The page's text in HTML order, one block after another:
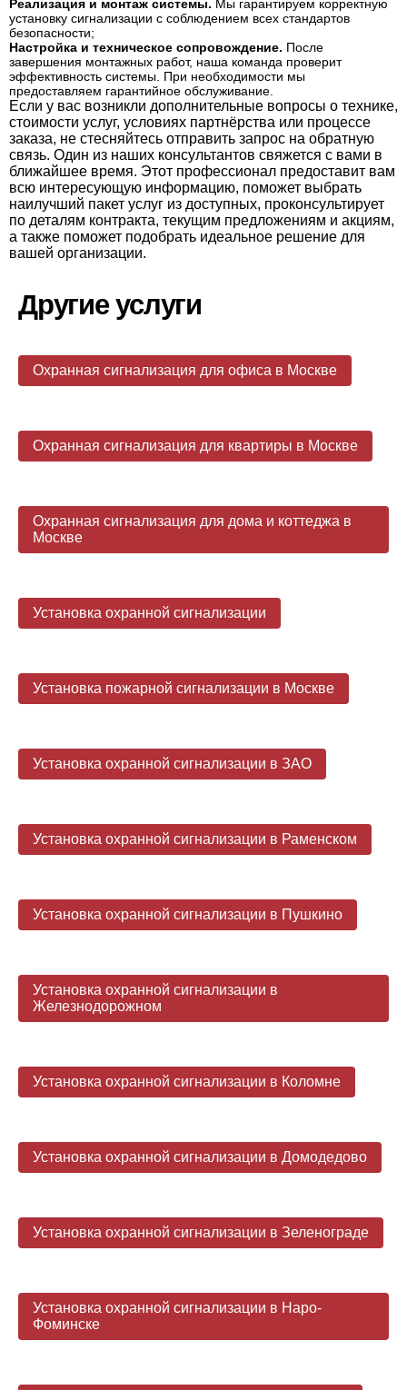
Реализация и монтаж системы. Мы гарантируем корректную
установку сигнализации с соблюдением всех стандартов
безопасности;
Настройка и техническое сопровождение. После
завершения монтажных работ, наша команда проверит
эффективность системы. При необходимости мы
предоставляем гарантийное обслуживание.
Если у вас возникли дополнительные вопросы о технике,
стоимости услуг, условиях партнёрства или процессе
заказа, не стесняйтесь отправить запрос на обратную
связь. Один из наших консультантов свяжется с вами в
ближайшее время. Этот профессионал предоставит вам
всю интересующую информацию, поможет выбрать
наилучший пакет услуг из доступных, проконсультирует
по деталям контракта, текущим предложениям и акциям,
а также поможет подобрать идеальное решение для
вашей организации.
Другие услуги
Охранная сигнализация для офиса в Москве
Охранная сигнализация для квартиры в Москве
Охранная сигнализация для дома и коттеджа в
Москве
Установка охранной сигнализации
Установка пожарной сигнализации в Москве
Установка охранной сигнализации в ЗАО
Установка охранной сигнализации в Раменском
Установка охранной сигнализации в Пушкино
Установка охранной сигнализации в
Железнодорожном
Установка охранной сигнализации в Коломне
Установка охранной сигнализации в Домодедово
Установка охранной сигнализации в Зеленограде
Установка охранной сигнализации в Наро-
Фоминске